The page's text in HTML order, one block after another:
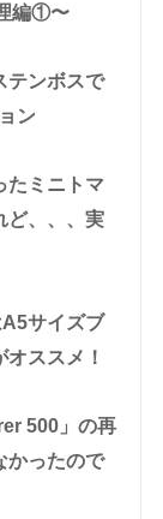
編①〜
テンボスで
ン
たミニトマ
ど、、、実
サイズブ
ススメ！
500」の再
かったので